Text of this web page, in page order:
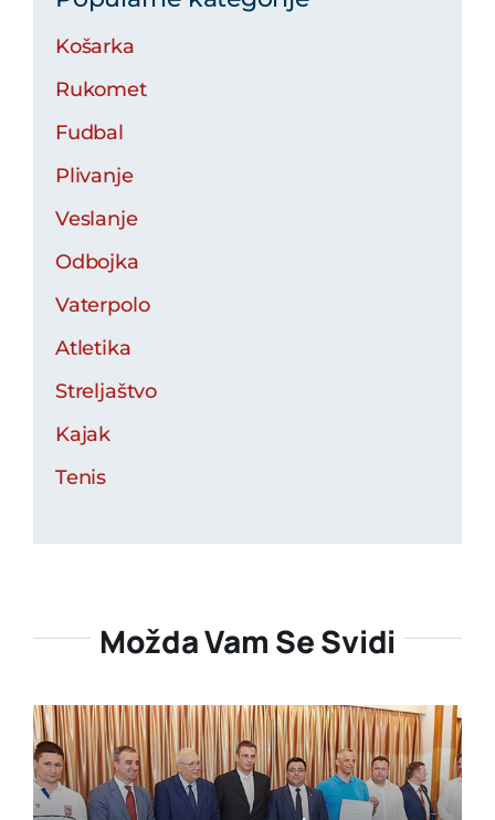
Košarka
Rukomet
Fudbal
Plivanje
Veslanje
Odbojka
Vaterpolo
Atletika
Streljaštvo
Kajak
Tenis
Možda Vam Se Svidi